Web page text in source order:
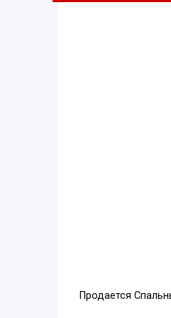
Продается